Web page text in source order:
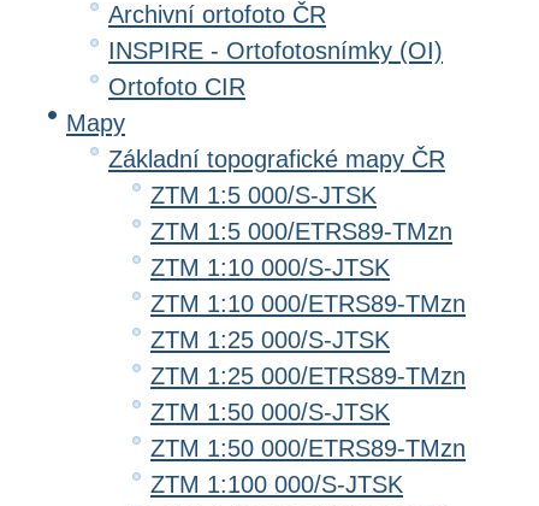
Archivní ortofoto ČR
INSPIRE - Ortofotosnímky (OI)
Ortofoto CIR
Mapy
Základní topografické mapy ČR
ZTM 1:5 000/S-JTSK
ZTM 1:5 000/ETRS89-TMzn
ZTM 1:10 000/S-JTSK
ZTM 1:10 000/ETRS89-TMzn
ZTM 1:25 000/S-JTSK
ZTM 1:25 000/ETRS89-TMzn
ZTM 1:50 000/S-JTSK
ZTM 1:50 000/ETRS89-TMzn
ZTM 1:100 000/S-JTSK